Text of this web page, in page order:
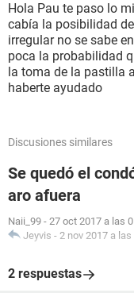
Hola Pau te paso lo
cabía la posibilidad
irregular no se sabe
poca la probabilidad
la toma de la pastilla
haberte ayudado
Discusiones similares
Se quedó el
aro afuera
Naii_99 - 27 oct 2017 a las
Jeyvis - 2 nov 2017 a las
2 respuestas